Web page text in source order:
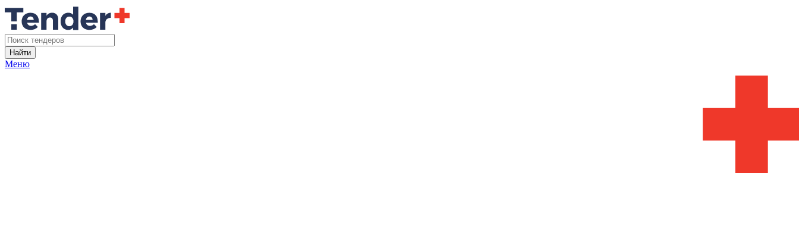
Найти
Меню